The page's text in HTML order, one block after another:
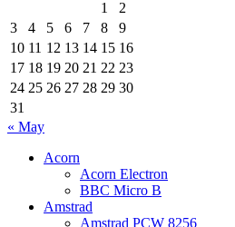
1
2
3
4 5 6 7 8
9
10 11 12 13 14 15 16
17 18 19 20 21 22 23
24 25 26 27 28 29 30
31
« May
Acorn
Acorn Electron
BBC Micro B
Amstrad
Amstrad PCW 8256